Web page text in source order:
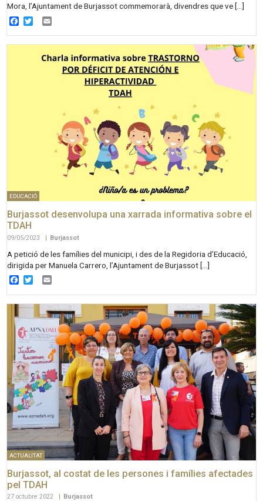
Mora, l’Ajuntament de Burjassot commemorarà, divendres que ve […]
Facebook
Twitter
EDUCACIÓ
Burjassot desenvolupa una xarrada informativa sobre el
TDAH
09/05/2023 | Burjassot
A petició de les famílies del municipi, i des de la Regidoria d’Educació,
dirigida per Manuela Carrero, l’Ajuntament de Burjassot […]
Facebook
Twitter
ACTUALITAT
Burjassot, al costat de les persones i famílies afectades
pel TDAH
27 octubre 2022 Burjassot